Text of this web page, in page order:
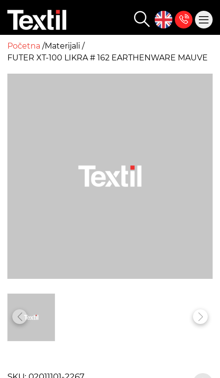
Početna Materijali
FUTER XT-100 LIKRA # 162 EARTHENWARE MAUVE